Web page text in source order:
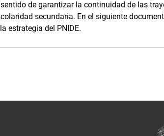
de garantizar la continuidad de las
secundaria. En el siguiente
estrategia del PNIDE.